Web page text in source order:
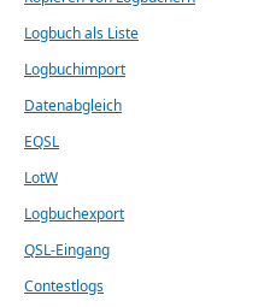
Logbuch als Liste
Logbuchimport
Datenabgleich
EQSL
LotW
Logbuchexport
QSL-Eingang
Contestlogs